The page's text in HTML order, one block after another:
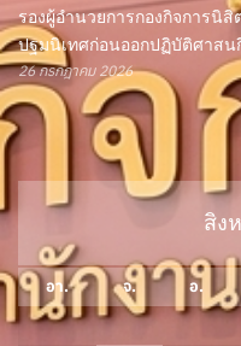
รองผู้อำนวยการกองกิจการนิสิ
ปฐมนิเทศก่อนออกปฏิบัติศาส
26 กรกฎาคม 2026
สิง
อา. จ. อ.